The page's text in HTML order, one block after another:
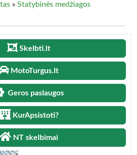
» Statybinės medžiagos
Skelbti.lt
MotoTurgus.lt
Geros paslaugos
KurApsistoti?
NT skelbimai